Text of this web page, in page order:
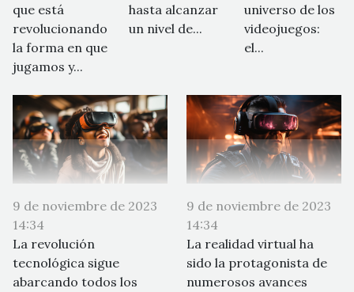
que está
revolucionando
la forma en que
jugamos y...
hasta alcanzar
un nivel de...
universo de los
videojuegos:
el...
9 de noviembre de 2023
14:34
La revolución
tecnológica sigue
abarcando todos los
9 de noviembre de 2023
14:34
La realidad virtual ha
sido la protagonista de
numerosos avances